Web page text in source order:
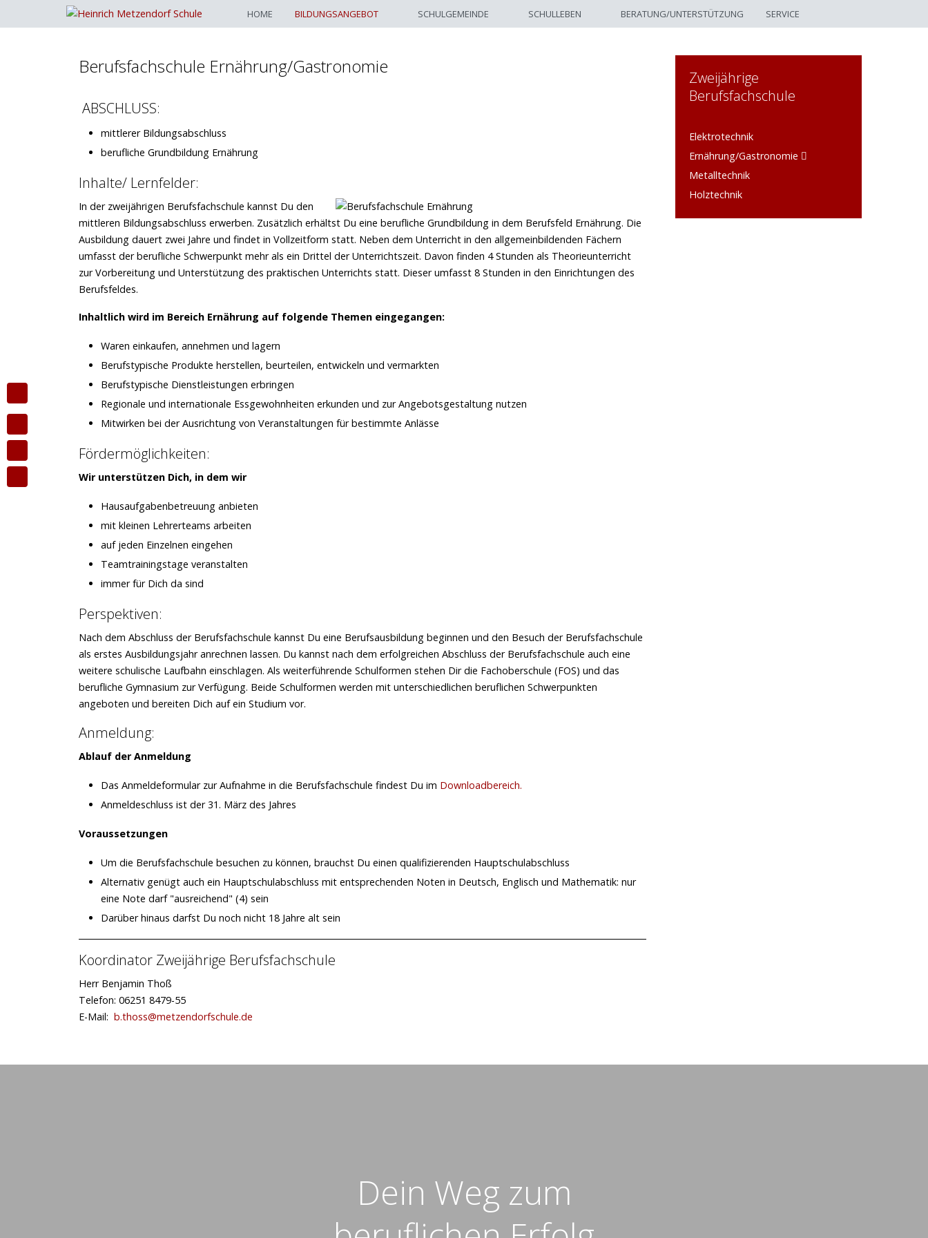
HOME BILDUNGSANGEBOT SCHULGEMEINDE SCHULLEBEN BERATUNG/UNTERSTÜTZUNG SERVICE
Berufsfachschule Ernährung/Gastronomie
ABSCHLUSS:
mittlerer Bildungsabschluss
berufliche Grundbildung Ernährung
Inhalte/ Lernfelder:
In der zweijährigen Berufsfachschule kannst Du den
mittleren Bildungsabschluss erwerben. Zusätzlich erhältst Du eine berufliche Grundbildung in dem Berufsfeld Ernährung. Die
Ausbildung dauert zwei Jahre und findet in Vollzeitform statt. Neben dem Unterricht in den allgemeinbildenden Fächern
umfasst der berufliche Schwerpunkt mehr als ein Drittel der Unterrichtszeit. Davon finden 4 Stunden als Theorieunterricht
zur Vorbereitung und Unterstützung des praktischen Unterrichts statt. Dieser umfasst 8 Stunden in den Einrichtungen des
Berufsfeldes.
Inhaltlich wird im Bereich Ernährung auf folgende Themen eingegangen:
Waren einkaufen, annehmen und lagern
Berufstypische Produkte herstellen, beurteilen, entwickeln und vermarkten
Berufstypische Dienstleistungen erbringen
Regionale und internationale Essgewohnheiten erkunden und zur Angebotsgestaltung nutzen
Mitwirken bei der Ausrichtung von Veranstaltungen für bestimmte Anlässe
Fördermöglichkeiten:
Wir unterstützen Dich, in dem wir
Hausaufgabenbetreuung anbieten
mit kleinen Lehrerteams arbeiten
auf jeden Einzelnen eingehen
Teamtrainingstage veranstalten
immer für Dich da sind
Perspektiven:
Nach dem Abschluss der Berufsfachschule kannst Du eine Berufsausbildung beginnen und den Besuch der Berufsfachschule
als erstes Ausbildungsjahr anrechnen lassen. Du kannst nach dem erfolgreichen Abschluss der Berufsfachschule auch eine
weitere schulische Laufbahn einschlagen. Als weiterführende Schulformen stehen Dir die Fachoberschule (FOS) und das
berufliche Gymnasium zur Verfügung. Beide Schulformen werden mit unterschiedlichen beruflichen Schwerpunkten
angeboten und bereiten Dich auf ein Studium vor.
Anmeldung:
Ablauf der Anmeldung
Das Anmeldeformular zur Aufnahme in die Berufsfachschule findest Du im Downloadbereich.
Anmeldeschluss ist der 31. März des Jahres
Voraussetzungen
Um die Berufsfachschule besuchen zu können, brauchst Du einen qualifizierenden Hauptschulabschluss
Alternativ genügt auch ein Hauptschulabschluss mit entsprechenden Noten in Deutsch, Englisch und Mathematik: nur
eine Note darf "ausreichend" (4) sein
Darüber hinaus darfst Du noch nicht 18 Jahre alt sein
Koordinator Zweijährige Berufsfachschule
Herr Benjamin Thoß
Telefon: 06251 8479-55
E-Mail: b.thoss@metzendorfschule.de
Zweijährige
Berufsfachschule
Elektrotechnik
Ernährung/Gastronomie
Metalltechnik
Holztechnik
Dein Weg zum